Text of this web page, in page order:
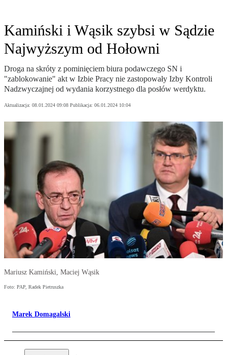
Kamiński i Wąsik szybsi w Sądzie
Najwyższym od Hołowni
Droga na skróty z pominięciem biura podawczego SN i
"zablokowanie" akt w Izbie Pracy nie zastopowały Izby Kontroli
Nadzwyczajnej od wydania korzystnego dla posłów werdyktu.
Aktualizacja: 08.01.2024 09:08 Publikacja: 06.01.2024 10:04
Mariusz Kamiński, Maciej Wąsik
Foto: PAP, Radek Pietruszka
Marek Domagalski